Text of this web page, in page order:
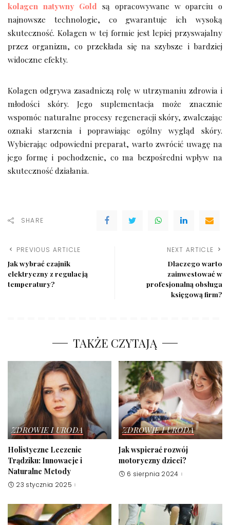
kolagen natywny Gold są opracowywane w oparciu o
najnowsze technologie, co gwarantuje ich wysoką
skuteczność. Kolagen w tej formie jest lepiej przyswajalny
przez organizm, co przekłada się na szybsze i bardziej
widoczne efekty.
Kolagen odgrywa zasadniczą rolę w utrzymaniu zdrowia i
młodości skóry. Jego suplementacja może znacznie
wspomóc naturalne procesy regeneracji skóry, zwalczając
oznaki starzenia i poprawiając ogólny wygląd skóry.
Wybierając odpowiedni preparat, warto zwrócić uwagę na
jego formę i pochodzenie, co ma bezpośredni wpływ na
skuteczność działania.
SHARE
PREVIOUS ARTICLE
Jak wybrać czajnik
elektryczny z regulacją
temperatury?
NEXT ARTICLE
Dlaczego warto
zainwestować w
profesjonalną obsługa
księgową firm?
TAKŻE CZYTAJĄ
ZDROWIE I URODA
Holistyczne Leczenie
Trądziku: Innowacje i
Naturalne Metody
23 stycznia 2025
ZDROWIE I URODA
Jak wspierać rozwój
motoryczny dzieci?
6 sierpnia 2024